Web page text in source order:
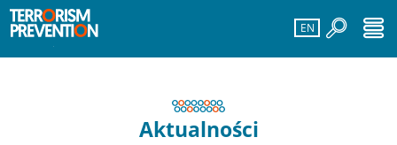
EN
Aktualności